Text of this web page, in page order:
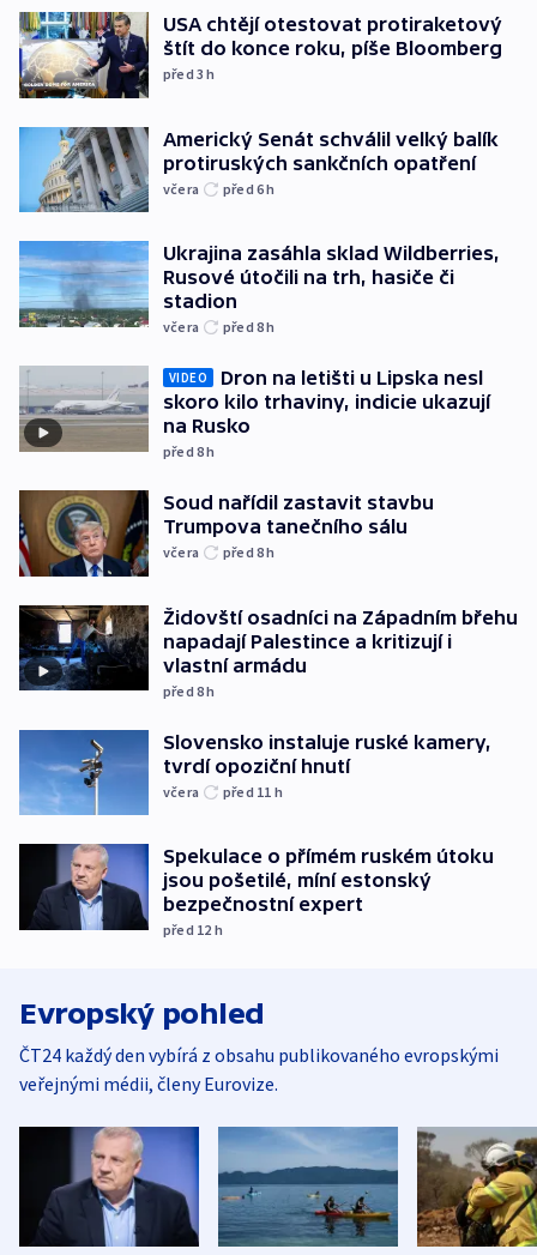
USA chtějí otestovat protiraketový
štít do konce roku, píše Bloomberg
před 3h
Americký Senát schválil velký balík
protiruských sankčních opatření
včera před 6h
Ukrajina zasáhla sklad Wildberries,
Rusové útočili na trh, hasiče či
stadion
včera před 8h
VIDEO
Dron na letišti u Lipska nesl
skoro kilo trhaviny, indicie ukazují
na Rusko
před 8h
Soud nařídil zastavit stavbu
Trumpova tanečního sálu
včera před 8h
Židovští osadníci na Západním břehu
napadají Palestince a kritizují i
vlastní armádu
před 8h
Slovensko instaluje ruské kamery,
tvrdí opoziční hnutí
včera před 11 h
Spekulace o přímém ruském útoku
jsou pošetilé, míní estonský
bezpečnostní expert
před 12 h
Evropský pohled
ČT24 každý den vybírá z obsahu publikovaného evropskými
veřejnými médii, členy Eurovize.